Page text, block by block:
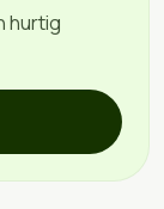
hurtig